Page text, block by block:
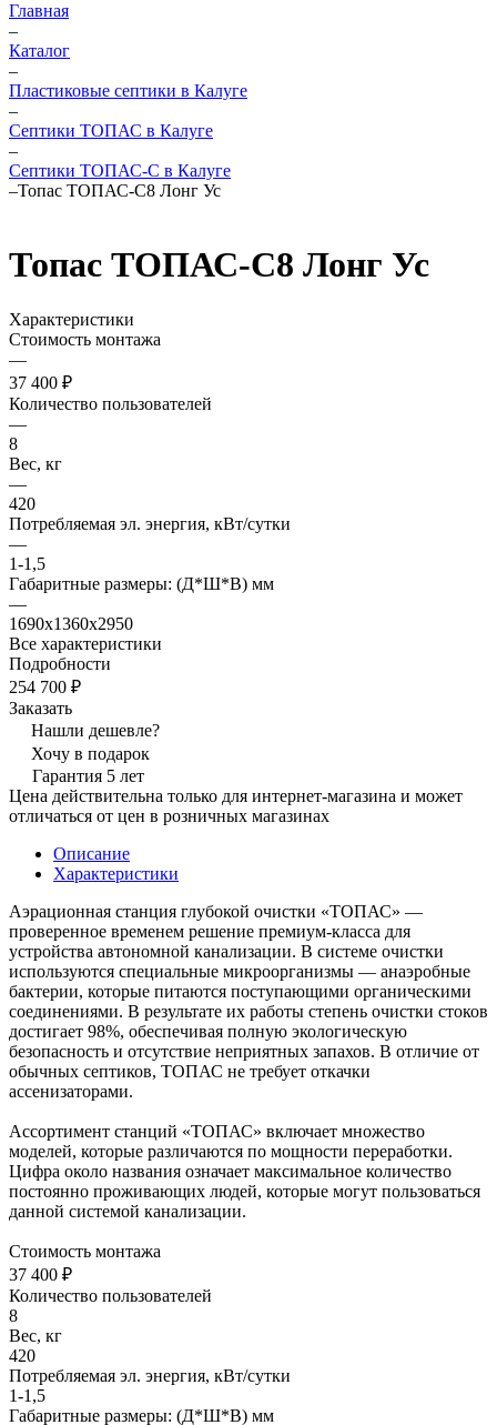
Главная
–
Каталог
–
Пластиковые септики в Калуге
–
Септики ТОПАС в Калуге
–
Септики ТОПАС-С в Калуге
–Топас ТОПАС-С8 Лонг Ус
Топас ТОПАС-С8 Лонг Ус
Характеристики
Стоимость монтажа
—
37 400 ₽
Количество пользователей
—
8
Вес, кг
—
420
Потребляемая эл. энергия, кВт/сутки
—
1-1,5
Габаритные размеры: (Д*Ш*В) мм
—
1690х1360х2950
Все характеристики
Подробности
254 700 ₽
Заказать
Нашли дешевле?
Хочу в подарок
Гарантия 5 лет
Цена действительна только для интернет-магазина и может
отличаться от цен в розничных магазинах
Описание
Характеристики
Аэрационная станция глубокой очистки «ТОПАС» —
проверенное временем решение премиум-класса для
устройства автономной канализации. В системе очистки
используются специальные микроорганизмы — анаэробные
бактерии, которые питаются поступающими органическими
соединениями. В результате их работы степень очистки стоков
достигает 98%, обеспечивая полную экологическую
безопасность и отсутствие неприятных запахов. В отличие от
обычных септиков, ТОПАС не требует откачки
ассенизаторами.
Ассортимент станций «ТОПАС» включает множество
моделей, которые различаются по мощности переработки.
Цифра около названия означает максимальное количество
постоянно проживающих людей, которые могут пользоваться
данной системой канализации.
Стоимость монтажа
37 400 ₽
Количество пользователей
8
Вес, кг
420
Потребляемая эл. энергия, кВт/сутки
1-1,5
Габаритные размеры: (Д*Ш*В) мм